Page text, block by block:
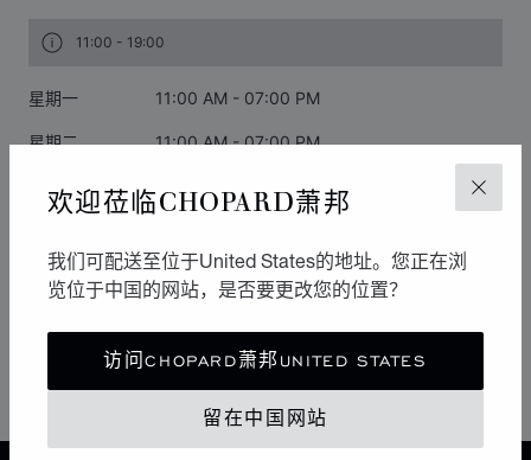
关闭
欢迎莅临CHOPARD萧邦
我们可配送至位于United States的地址。您正在浏
览位于中国的网站，是否要更改您的位置？
访问CHOPARD萧邦UNITED STATES
留在中国网站
11:00 - 19:00
星期一 11:00 AM - 07:00 PM
星期二 11:00 AM - 07:00 PM
星期三 11:00 AM - 07:00 PM
星期五 11:00 AM - 07:00 PM
11:00 AM - 07:00 PM